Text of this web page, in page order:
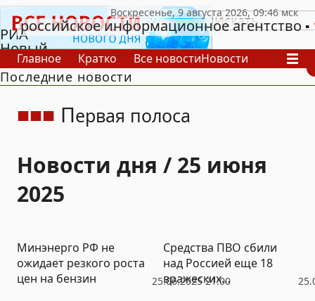
РИА
Новый
День
российское информационное агентство
Главное Кратко Все новостиНовости
В России
В мире
Последние новости
Первая полоса
Новости дня / 25 июня
2025
25.06.2025 21:00
Минэнерго РФ не
ожидает резкого роста
цен на бензин
Средства ПВО сбили
над Россией еще 18
вражеских